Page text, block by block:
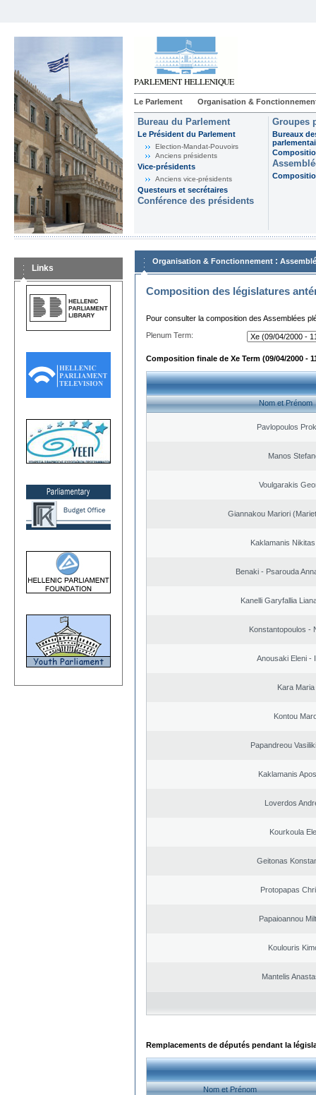
Le Parlement Organisation &
Bureau du Parlement
Le Président du Parlement
Election-Mandat-Pouvoirs
Anciens présidents
Vice-présidents
Anciens vice-présidents
Questeurs et secrétaires
Conférence des présidents
Groupes
Bureaux
Links
Organisation & Fonctionnement :
Composition des législatures
Pour consulter la composition des Assemblées
Plenum Term:
Composition finale de Xe Term (09/04/2000 -
Nom et Prénom
Pavlopoulos
Manos
Voulgarakis
Giannakou Mariori
Kaklamanis
Benaki - Psarouda
Kanelli Garyfallia
Konstantopoulos -
Anousaki Eleni -
Kara Maria
Kontou
Papandreou
Kaklamanis
Loverdos
Kourkoula
Geitonas
Protopapas
Papaioannou
Koulouris
Mantelis
Remplacements de députés pendant la
Nom et Prénom